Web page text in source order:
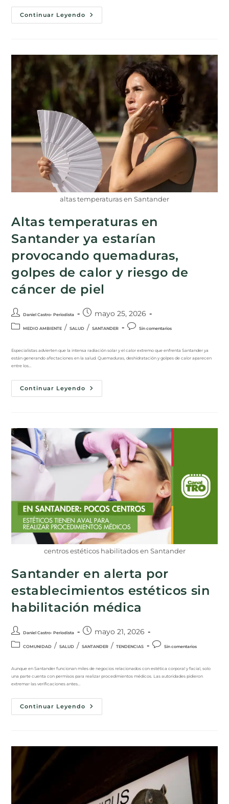
Continuar Leyendo
altas temperaturas en Santander
Altas temperaturas en
Santander ya estarían
provocando quemaduras,
golpes de calor y riesgo de
cáncer de piel
Daniel Castro- Periodista mayo 25, 2026
MEDIO AMBIENTE / SALUD / SANTANDER Sin comentarios
Especialistas advierten que la intensa radiación solar y el calor extremo que enfrenta Santander ya
están generando afectaciones en la salud. Quemaduras, deshidratación y golpes de calor aparecen
entre los…
Continuar Leyendo
centros estéticos habilitados en Santander
Santander en alerta por
establecimientos estéticos sin
habilitación médica
Daniel Castro- Periodista mayo 21, 2026
COMUNIDAD / SALUD / SANTANDER / TENDENCIAS Sin comentarios
Aunque en Santander funcionan miles de negocios relacionados con estética corporal y facial, solo
una parte cuenta con permisos para realizar procedimientos médicos. Las autoridades pidieron
extremar las verificaciones antes…
Continuar Leyendo